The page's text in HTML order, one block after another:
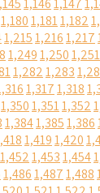
1,1461,147
1,1801,1811,182
1,2151,2161,217
1,2491,2501,251
1,2821,283
1,3171,318
1,3501,3511,352
1,3841,3851,386
1,4191,420
1,4521,4531,454
1,4861,4871,488